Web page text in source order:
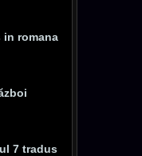
in romana
7 tradus